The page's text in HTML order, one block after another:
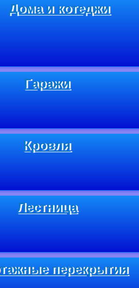
Дома и котеджи
Гаражи
Кровля
Лестница
перекрытия